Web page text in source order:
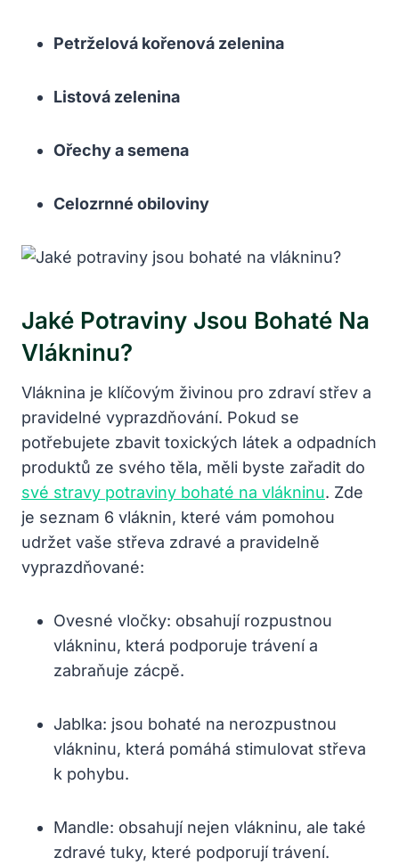
Petrželová kořenová zelenina
Listová zelenina
Ořechy a semena
Celozrnné obiloviny
Jaké Potraviny Jsou Bohaté Na
Vlákninu?
Vláknina je klíčovým živinou pro zdraví střev a
pravidelné vyprazdňování. Pokud se
potřebujete zbavit toxických látek a odpadních
produktů ze svého těla, měli byste zařadit do
své stravy potraviny bohaté na vlákninu. Zde
je seznam 6 vláknin, které vám pomohou
udržet vaše střeva zdravé a pravidelně
vyprazdňované:
Ovesné vločky: obsahují rozpustnou
vlákninu, která podporuje trávení a
zabraňuje zácpě.
Jablka: jsou bohaté na nerozpustnou
vlákninu, která pomáhá stimulovat střeva
k pohybu.
Mandle: obsahují nejen vlákninu, ale také
zdravé tuky, které podporují trávení.